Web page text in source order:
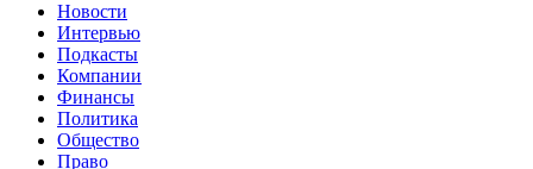
Новости
Интервью
Подкасты
Компании
Финансы
Политика
Общество
Право